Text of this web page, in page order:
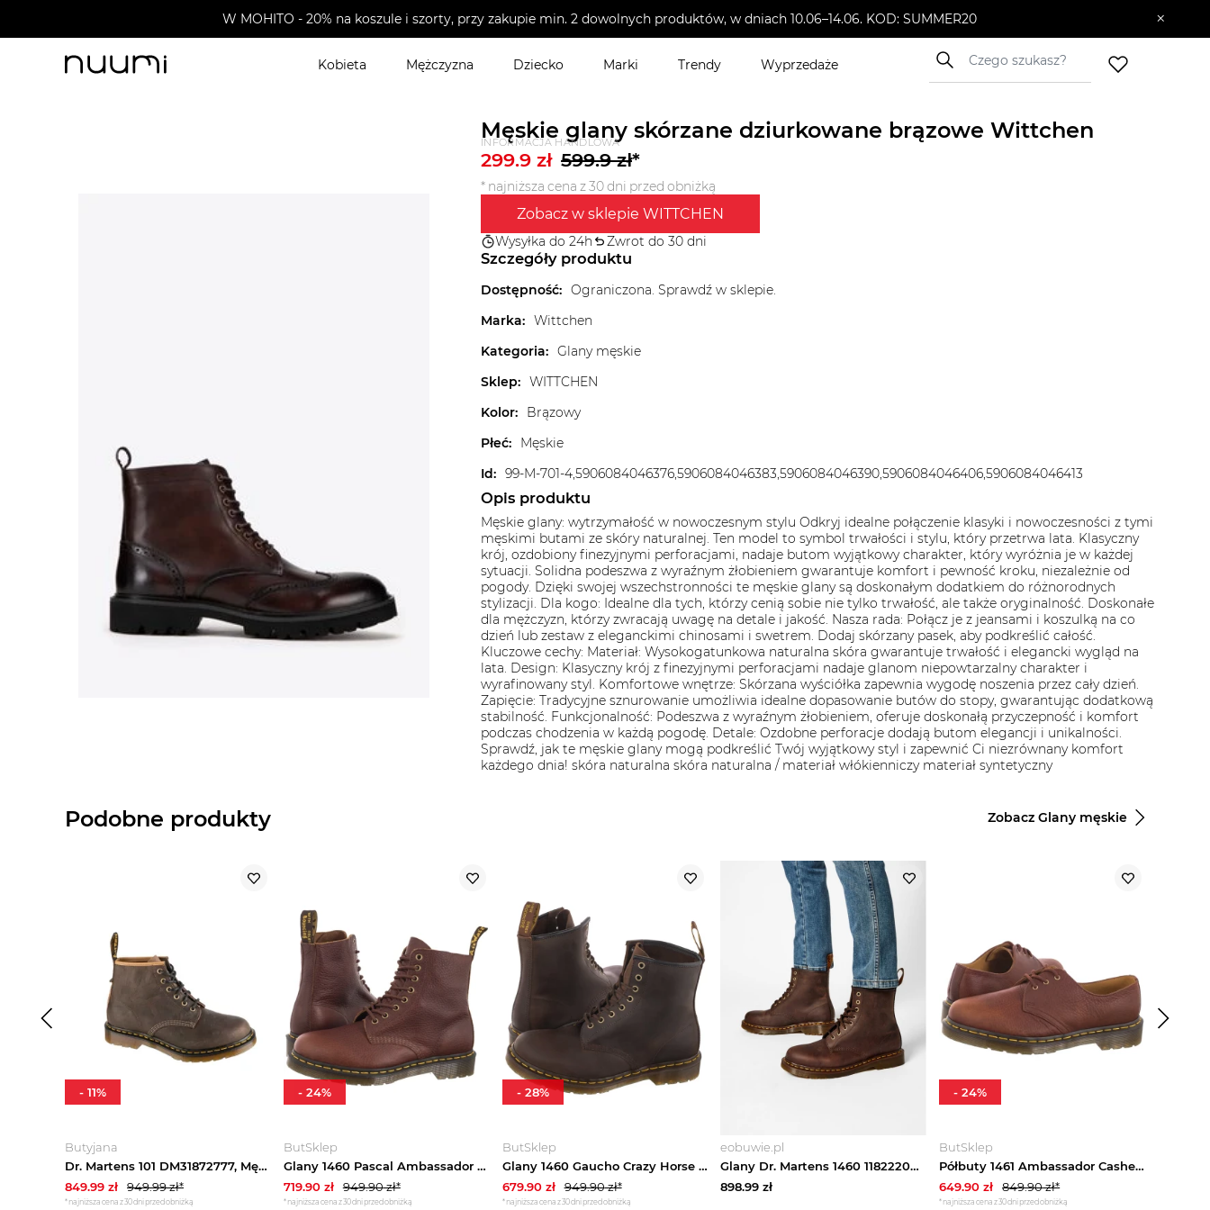
W MOHITO - 20% na koszule i szorty, przy zakupie min. 2 dowolnych produktów, w dniach 10.06–14.06. KOD: SUMMER20 ×
Kobieta Mężczyzna Dziecko Marki Trendy
Wyprzedaże
Męskie glany skórzane dziurkowane brązowe Wittchen
INFORMACJA HANDLOWA
299.9 zł 599.9zł*
* najniższa cena z 30 dni przed obniżką
Zobacz w sklepie WITTCHEN
Wysyłka do 24h Zwrot do 30 dni
Szczegóły produktu
Dostępność: Ograniczona. Sprawdź w sklepie.
Marka: Wittchen
Kategoria: Glany męskie
Sklep: WITTCHEN
Kolor:
Brązowy
Płeć:
Męskie
Id: 99-M-701-4,5906084046376,5906084046383,5906084046390,5906084046406,5906084046413
Opis produktu
Męskie glany: wytrzymałość w nowoczesnym stylu Odkryj idealne połączenie klasyki i nowoczesności z tymi
męskimi butami ze skóry naturalnej. Ten model to symbol trwałości i stylu, który przetrwa lata. Klasyczny
krój, ozdobiony finezyjnymi perforacjami, nadaje butom wyjątkowy charakter, który wyróżnia je w każdej
sytuacji. Solidna podeszwa z wyraźnym żłobieniem gwarantuje komfort i pewność kroku, niezależnie od
pogody. Dzięki swojej wszechstronności te męskie glany są doskonałym dodatkiem do różnorodnych
stylizacji. Dla kogo: Idealne dla tych, którzy cenią sobie nie tylko trwałość, ale także oryginalność. Doskonałe
dla mężczyzn, którzy zwracają uwagę na detale i jakość. Nasza rada: Połącz je z jeansami i koszulką na co
dzień lub zestaw z eleganckimi chinosami i swetrem. Dodaj skórzany pasek, aby podkreślić całość.
Kluczowe cechy: Materiał: Wysokogatunkowa naturalna skóra gwarantuje trwałość i elegancki wygląd na
lata. Design: Klasyczny krój z finezyjnymi perforacjami nadaje glanom niepowtarzalny charakter i
wyrafinowany styl. Komfortowe wnętrze: Skórzana wyściółka zapewnia wygodę noszenia przez cały dzień.
Zapięcie: Tradycyjne sznurowanie umożliwia idealne dopasowanie butów do stopy, gwarantując dodatkową
stabilność. Funkcjonalność: Podeszwa z wyraźnym żłobieniem, oferuje doskonałą przyczepność i komfort
podczas chodzenia w każdą pogodę. Detale: Ozdobne perforacje dodają butom elegancji i unikalności.
Sprawdź, jak te męskie glany mogą podkreślić Twój wyjątkowy styl i zapewnić Ci niezrównany komfort
każdego dnia! skóra naturalna skóra naturalna / materiał włókienniczy materiał syntetyczny
Podobne produkty Zobacz Glany męskie
Butyjana
Dr. Martens 101 DM31872777, Męskie, Brązowe, glany, skóra licowa, rozmiar: 44
849.99 zł 949.99zł*
*najniższa cena z 30 dni przed obniżką
- 11%
ButSklep
Glany 1460 Pascal Ambassador Cashew 31976253 (DR110-b) Dr. Martens
719.90zł 949.90zł*
*najniższa cena z 30 dni przed obniżką
- 24%
ButSklep
Glany 1460 Gaucho Crazy Horse 11822203 (DR33-a) Dr. Martens
679.90zł 949.90zł*
*najniższa cena z 30 dni przed obniżką
- 28%
eobuwie.pl
Glany Dr. Martens 1460 11822203 Brązowy
898.99 zł
ButSklep
Półbuty 1461 Ambassador Cashew 31992253 (DR88-a) Dr. Martens
649.90 zł 849.90zł*
*najniższa cena z 30 dni przed obniżką
-24%